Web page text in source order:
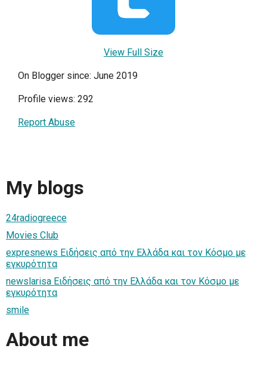
View Full Size
On Blogger since: June 2019
Profile views: 292
Report Abuse
My blogs
24radiogreece
Movies Club
expresnews Ειδήσεις από την Ελλάδα και τον Κόσμο με
εγκυρότητα
newslarisa Ειδήσεις από την Ελλάδα και τον Κόσμο με
εγκυρότητα
smile
About me